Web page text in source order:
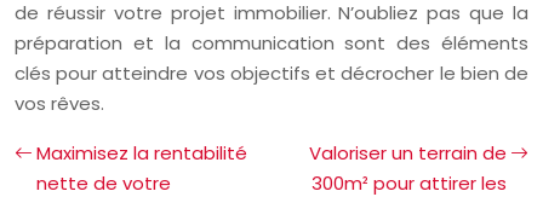
de réussir votre projet immobilier. N’oubliez pas que la
préparation et la communication sont des éléments
clés pour atteindre vos objectifs et décrocher le bien de
vos rêves.
Maximisez la rentabilité
nette de votre
Valoriser un terrain de
300m² pour attirer les